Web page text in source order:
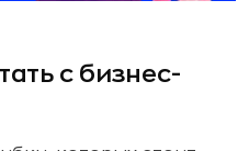
с бизнес-